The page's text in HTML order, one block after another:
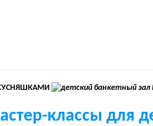
классы для